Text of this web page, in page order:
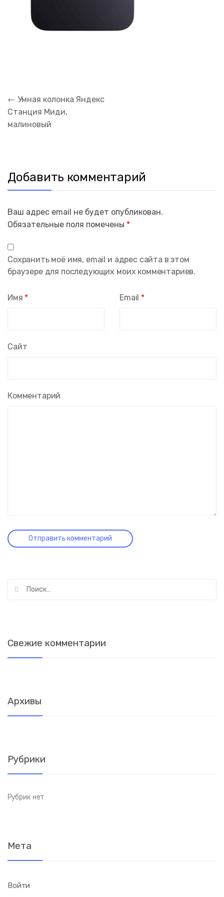
Навигация
по
записям
← Умная колонка Яндекс
Станция Миди,
малиновый
Добавить комментарий
Ваш адрес email не будет опубликован.
Обязательные поля помечены *
Комментарий
Имя * Email *
Сайт
Сохранить моё имя, email и адрес сайта в этом
браузере для последующих моих комментариев.
Свежие комментарии
Архивы
Рубрики
Рубрик нет
Мета
Войти